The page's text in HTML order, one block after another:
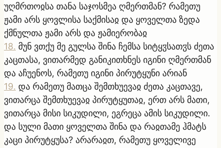
უღმრთოჲსა თანა საჯოსმეა ღმერთმან? რამეთუ
ჟამი არს ყოვლისა საქმისაჲ და ყოველთა ზედა
ქმნულთა ჟამი არს და ჟამიერობაჲ
18. მუნ ვთქუ მე გულსა შინა ჩემსა სიტყჳსათჳს ძეთა
კაცთასა, ვითარმედ განიკითხნეს იგინი ღმერთმან
და აჩუენოს, რამეთუ იგინი პირუტყუნი არიან
19. და რამეთუ მათცა შემთხუევაჲ ძეთა კაცთავე,
ვითარცა შემთხუევაჲ პირუტყუთაჲ, ერთ არს მათი,
ვითარცა მისი სიკუდილი, ეგრეცა ამის სიკუდილი.
და სული მათი ყოველთა შინა და რაჲთამე ჰმატს
კაცი პირუტყუსა? არარაჲთ, რამეთუ ყოველივე